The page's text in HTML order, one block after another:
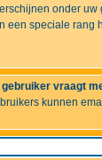
onder
een speciale
vraagt
kunnen